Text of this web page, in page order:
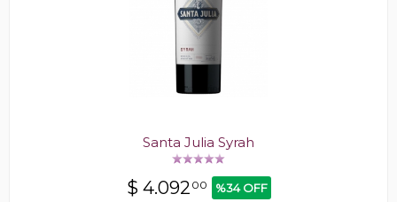
Santa Julia Syrah
$ 4.092 00 %34 OFF